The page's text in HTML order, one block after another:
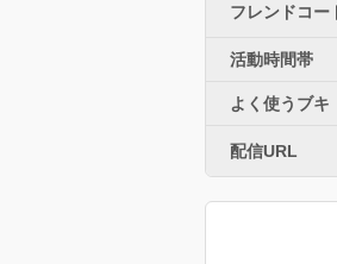
フレンドコー
活動時間帯
よく使うブキ
配信URL